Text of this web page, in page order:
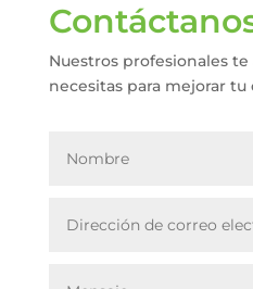
Nuestros profesionales
necesitas para mejorar tu